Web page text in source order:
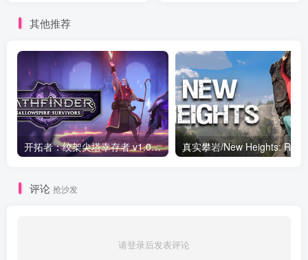
其他推荐
开拓者：绞架尖塔幸存者 v1.0.3179|动作冒险|容量3.1GB|免安装绿色中文版
评论 抢沙发
请登录后发表评论